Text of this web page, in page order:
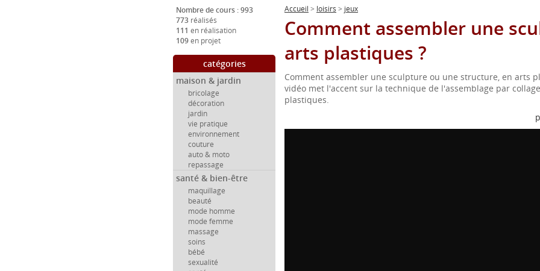
Nombre de cours : 993
773 réalisés
111 en réalisation
109en projet
catégories
maison & jardin
bricolage
décoration
jardin
vie pratique
environnement
couture
auto & moto
repassage
santé & bien-être
maquillage
beauté
mode homme
mode femme
massage
soins
bébé
sexualité
Accueil > loisirs > jeux
Comment assembler une
arts plastiques ?
Comment assembler une sculpture ou une structure, en arts
vidéo met l'accent sur la technique de l'assemblage par
plastiques.